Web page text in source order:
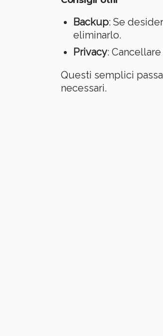
Backup: Se
eliminarlo.
Privacy:
Questi semplici
necessari.